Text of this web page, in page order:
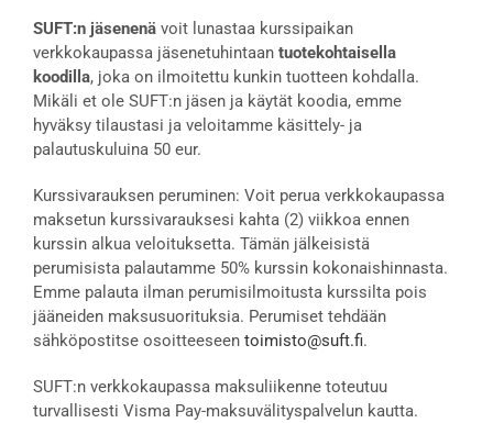
SUFT:n jäsenenä voit lunastaa kurssipaikan
verkkokaupassa jäsenetuhintaan tuotekohtaisella
koodilla, joka on ilmoitettu kunkin tuotteen kohdalla.
Mikäli et ole SUFT:n jäsen ja käytät koodia, emme
hyväksy tilaustasi ja veloitamme käsittely- ja
palautuskuluina 50 eur.
Kurssivarauksen peruminen: Voit perua verkkokaupassa
maksetun kurssivarauksesi kahta (2) viikkoa ennen
kurssin alkua veloituksetta. Tämän jälkeisistä
perumisista palautamme 50% kurssin kokonaishinnasta.
Emme palauta ilman perumisilmoitusta kurssilta pois
jääneiden maksusuorituksia. Perumiset tehdään
sähköpostitse osoitteeseen toimisto@suft.fi.
SUFT:n verkkokaupassa maksuliikenne toteutuu
turvallisesti Visma Pay-maksuvälityspalvelun kautta.